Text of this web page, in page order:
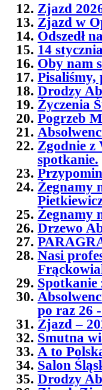
Zjazd
Zjazd w
Odszedł
14
Oby nam
Pisaliśmy,
Drodzy
Życzenia
Pogrzeb
Zgodnie z
spotkanie.
Żegnamy
Żegnamy
Drzewo
Nasi
Spotkanie
po raz 26
Zjazd –
Smutna
A to
Salon
Drodzy